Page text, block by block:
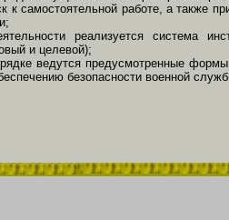
к самостоятельной работе, а также
реализуется система
и целевой);
ведутся предусмотренные
безопасности военной